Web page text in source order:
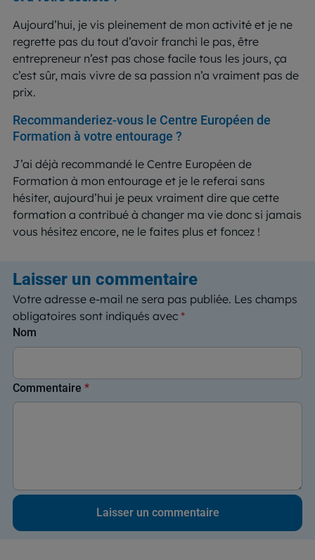
Aujourd’hui, je vis pleinement de mon activité et je ne
regrette pas du tout d’avoir franchi le pas, être
entrepreneur n’est pas chose facile tous les jours, ça
c’est sûr, mais vivre de sa passion n’a vraiment pas de
prix.
Recommanderiez-vous le Centre Européen de
Formation à votre entourage ?
J’ai déjà recommandé le Centre Européen de
Formation à mon entourage et je le referai sans
hésiter, aujourd’hui je peux vraiment dire que cette
formation a contribué à changer ma vie donc si jamais
vous hésitez encore, ne le faites plus et foncez !
Laisser un commentaire
Votre adresse e-mail ne sera pas publiée. Les champs
obligatoires sont indiqués avec *
Nom
Commentaire *